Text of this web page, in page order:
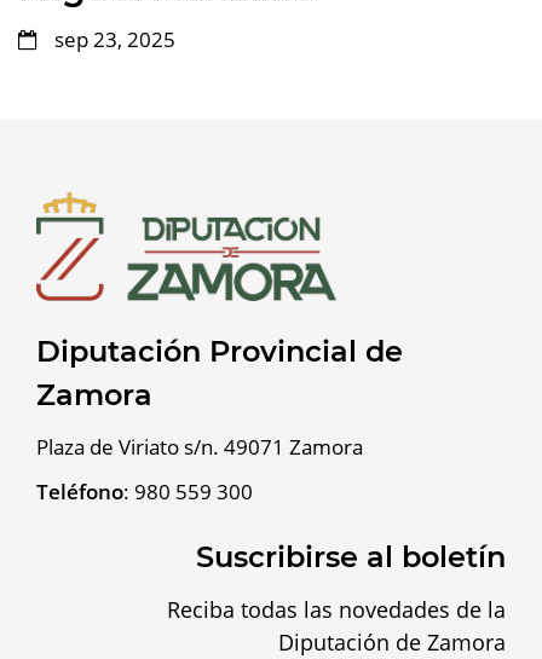
sep 23, 2025
Diputación Provincial de
Zamora
Plaza de Viriato s/n. 49071 Zamora
Teléfono: 980 559 300
Suscribirse al boletín
Reciba todas las novedades de la
Diputación de Zamora